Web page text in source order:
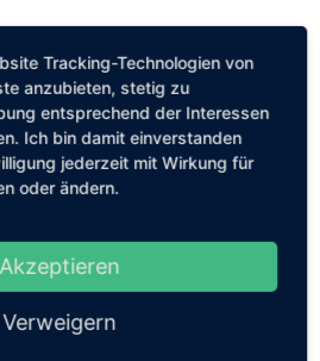
Tracking-Technologien von
anzubieten, stetig zu
entsprechend der Interessen
Ich bin damit einverstanden
jederzeit mit Wirkung für
oder ändern.
Akzeptieren
Verweigern